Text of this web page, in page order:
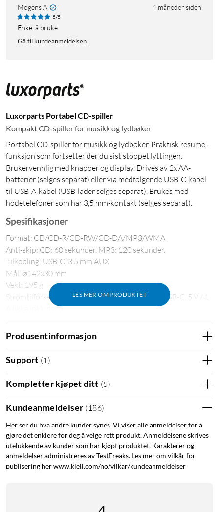
Mogens A 4 måneder siden
5/5
Enkel å bruke
Gå til kundeanmeldelsen
Luxorparts Portabel CD-spiller
Kompakt CD-spiller for musikk og lydbøker
Portabel CD-spiller for musikk og lydbøker. Praktisk resume-
funksjon som fortsetter der du sist stoppet lyttingen.
Brukervennlig med knapper og display. Drives av 2x AA-
batterier (selges separat) eller via medfølgende USB-C-kabel
til USB-A-kabel (USB-lader selges separat). Brukes med
hodetelefoner som har 3,5 mm-kontakt (selges separat).
LES MER OM PRODUKTET
Spesifikasjoner
Format: CD/CD-R/CD-RW/CD-DA/MP3/WMA
Anti-skip: CD: 60 sekunder. MP3: 120 sekunder.
Tilkobling: USB-C, 3,5 mm AUX
Mål: ⌀142x30 mm
Vekt: 195 g
Strømtilførsel: 2x AA-batterier (ikke inkludert), USB-C, 5 V / 1
A (ikke inkludert)
Leveres med USB-C-kabel
Produsentinformasjon
Support (1)
Kompletter kjøpet ditt (5)
Kundeanmeldelser ( 186)
Her ser du hva andre kunder synes. Vi viser alle anmeldelser for å
gjøre det enklere for deg å velge rett produkt. Anmeldelsene skrives
utelukkende av kunder som har kjøpt produktet. Karakterer og
anmeldelser administreres av TestFreaks. Les mer om vilkår for
publisering her www.kjell.com/no/vilkar/kundeanmeldelser